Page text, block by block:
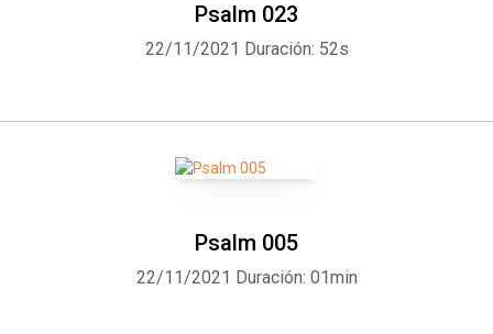
Psalm 023
22/11/2021 Duración: 52s
Psalm 005
22/11/2021 Duración: 01min